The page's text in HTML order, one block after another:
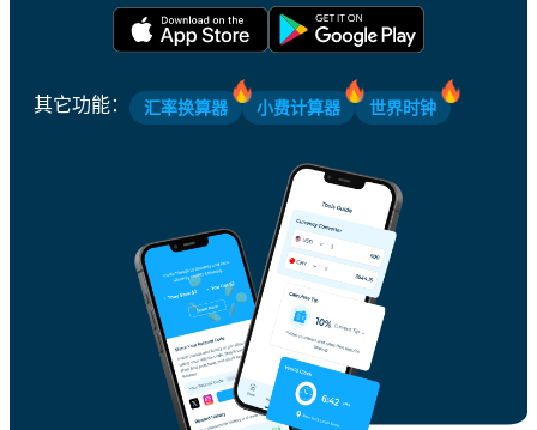
其它功能： 汇率换算器 小费计算器 世界时钟